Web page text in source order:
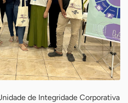
de Integridade Corporativa